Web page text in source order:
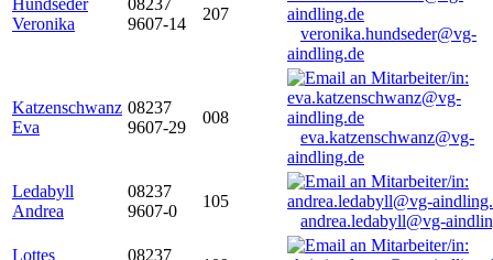
Hundseder
Veronika
08237
9607-14
207
veronika.hundseder@vg-
aindling.de
Katzenschwanz
Eva
08237
9607-29
008
eva.katzenschwanz@vg-
aindling.de
Ledabyll
Andrea
08237
9607-0
105
andrea.ledabyll@vg-
Lottes
08237